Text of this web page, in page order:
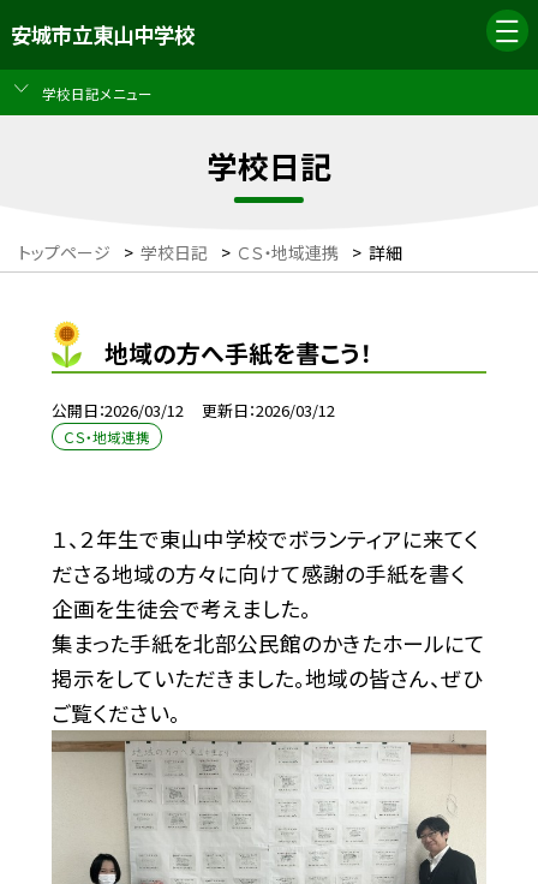
安城市立東山中学校
学校日記メニュー
学校日記
トップページ > 学校日記 > ＣＳ・地域連携 > 詳細
地域の方へ手紙を書こう！
公開日 2026/03/12 更新日 2026/03/12
ＣＳ・地域連携
１、２年生で東山中学校でボランティアに来てく
ださる地域の方々に向けて感謝の手紙を書く
企画を生徒会で考えました。
集まった手紙を北部公民館のかきたホールにて
掲示をしていただきました。地域の皆さん、ぜひ
ご覧ください。